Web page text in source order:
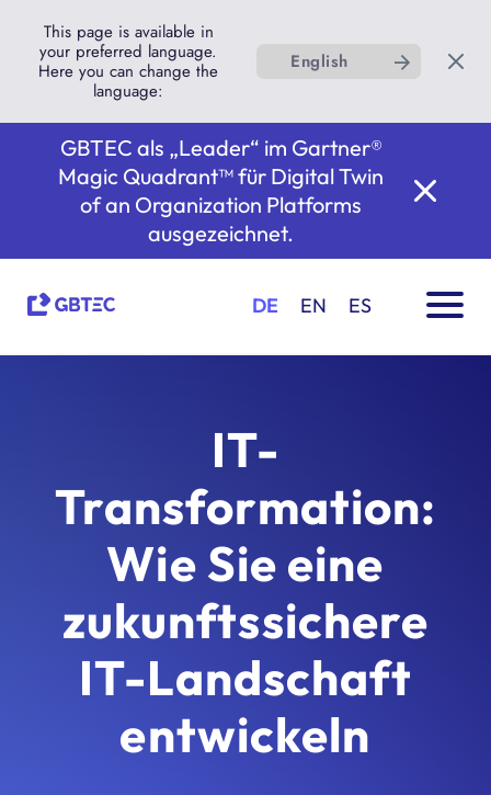
This page is available in
your preferred language.
Here you can change the
language:
English
GBTEC als „Leader“ im Gartner®
Magic Quadrant™ für Digital Twin
of an Organization Platforms
ausgezeichnet.
DE EN ES
IT-
Transformation:
Wie Sie eine
zukunftssichere
IT-Landschaft
entwickeln